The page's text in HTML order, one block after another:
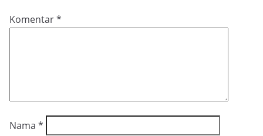
Komentar*
Nama *